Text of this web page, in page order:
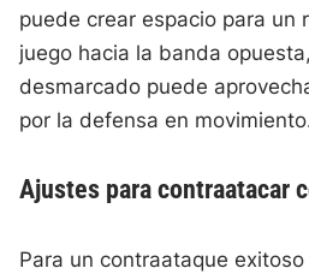
puede crear espacio para un
juego hacia la banda
desmarcado puede
por la defensa en
Ajustes para contraatacar
Para un contraataque